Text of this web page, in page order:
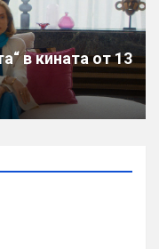
в кината от 13